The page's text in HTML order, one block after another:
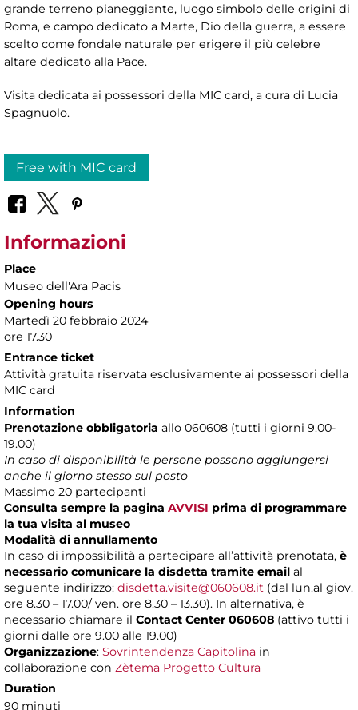
grande terreno pianeggiante, luogo simbolo delle origini di
Roma, e campo dedicato a Marte, Dio della guerra, a essere
scelto come fondale naturale per erigere il più celebre
altare dedicato alla Pace.
Visita dedicata ai possessori della MIC card, a cura di Lucia
Spagnuolo.
Free with MIC card
Informazioni
Place
Museo dell'Ara Pacis
Opening hours
Martedì 20 febbraio 2024
ore 17.30
Entrance ticket
Attività gratuita riservata esclusivamente ai possessori della
MIC card
Information
Prenotazione obbligatoria allo 060608 (tutti i giorni 9.00-
19.00)
In caso di disponibilità le persone possono aggiungersi
anche il giorno stesso sul posto
Massimo 20 partecipanti
Consulta sempre la pagina AVVISI prima di programmare
la tua visita al museo
Modalità di annullamento
In caso di impossibilità a partecipare all’attività prenotata, è
necessario comunicare la disdetta tramite email al
seguente indirizzo: disdetta.visite@060608.it (dal lun.al giov.
ore 8.30 – 17.00/ ven. ore 8.30 – 13.30). In alternativa, è
necessario chiamare il Contact Center 060608 (attivo tutti i
giorni dalle ore 9.00 alle 19.00)
Organizzazione: Sovrintendenza Capitolina in
collaborazione con Zètema Progetto Cultura
Duration
90 minuti